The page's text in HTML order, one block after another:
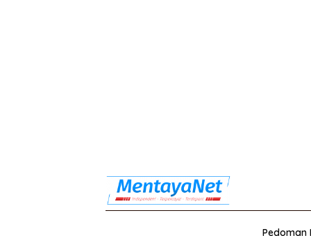
Pedoman